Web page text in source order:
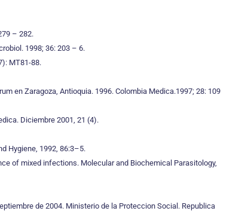
– 282.
1998; 36: 203 – 6.
MT81-88.
en Zaragoza, Antioquia. 1996. Colombia Medica.1997; 28: 109
Diciembre 2001, 21 (4).
Hygiene, 1992, 86:3–5.
of mixed infections. Molecular and Biochemical Parasitology,
de 2004. Ministerio de la Proteccion Social. Republica